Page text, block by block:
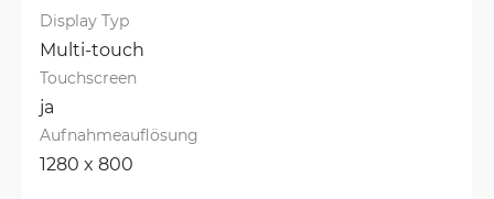
Display Typ
Multi-touch
Touchscreen
ja
Aufnahmeauflösung
1280 x 800